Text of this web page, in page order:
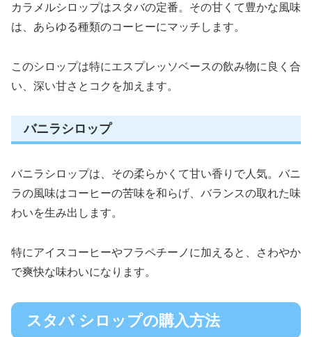
カラメルシロップはスタバの定番。その甘くて豊かな風味
は、あらゆる種類のコーヒーにマッチします。
このシロップは特にエスプレッソベースの飲み物に良く合
い、深い甘さとコクを加えます。
バニラシロップ
バニラシロップは、その柔らかくて甘い香りで人気。バニ
ラの風味はコーヒーの苦味を和らげ、バランスの取れた味
わいを生み出します。
特にアイスコーヒーやフラペチーノに加えると、さわやか
で爽快な味わいになります。
スタバ シロップの購入方法